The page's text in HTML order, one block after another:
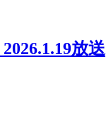
放送